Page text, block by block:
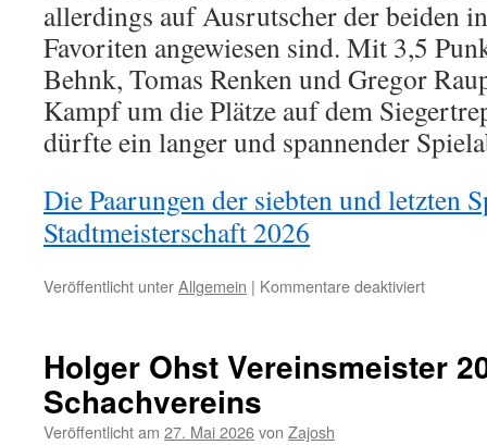
allerdings auf Ausrutscher der beiden
Favoriten angewiesen sind. Mit 3,5
Behnk, Tomas Renken und Gregor
Kampf um die Plätze auf dem
dürfte ein langer und spannender
Die Paarungen der siebten und letzten
Stadtmeisterschaft 2026
Veröffentlicht unterAllgemein | Kommentare deaktiviertfür
Husumer
Holger Ohst Vereinsmeister
Schachvereins
Veröffentlicht am 27. Mai 2026von Zajosh